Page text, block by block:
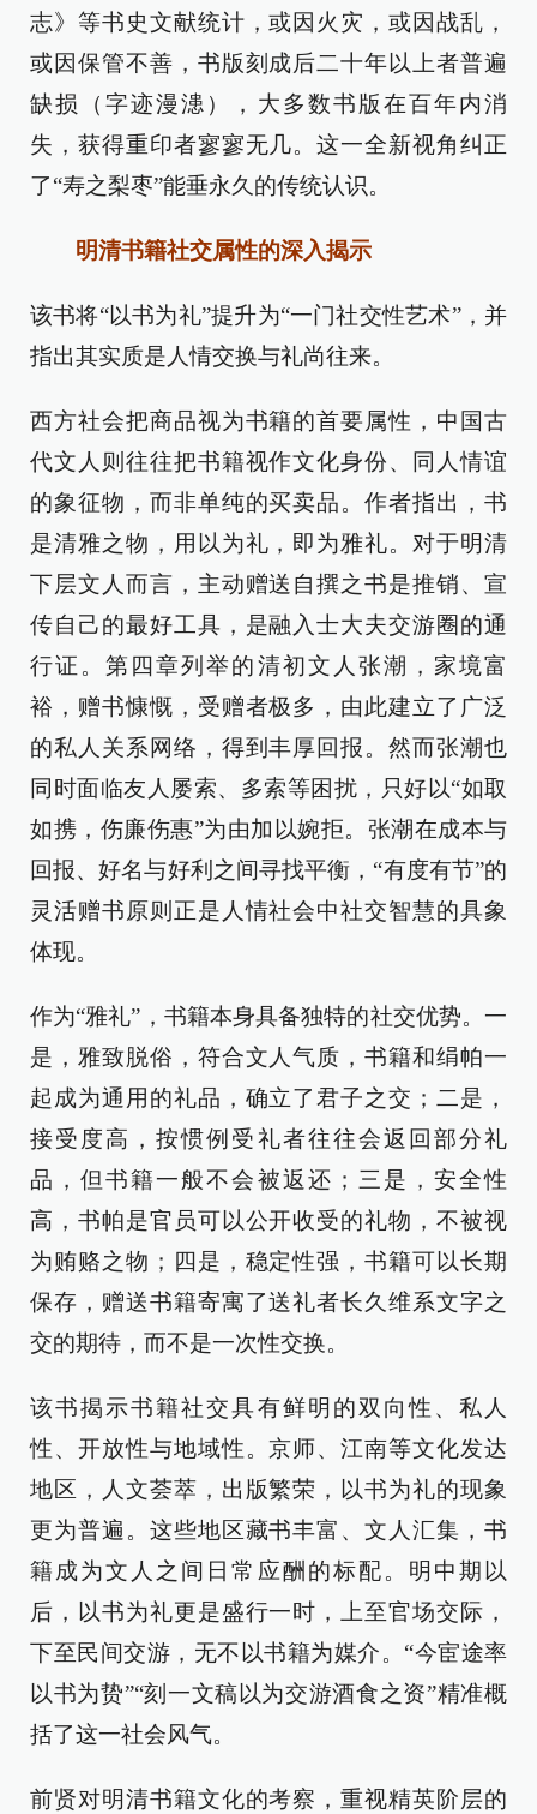
志》等书史文献统计，或因火灾，或因战乱，
或因保管不善，书版刻成后二十年以上者普遍
缺损（字迹漫漶），大多数书版在百年内消
失，获得重印者寥寥无几。这一全新视角纠正
了“寿之梨枣”能垂永久的传统认识。
明清书籍社交属性的深入揭示
该书将“以书为礼”提升为“一门社交性艺术”，并
指出其实质是人情交换与礼尚往来。
西方社会把商品视为书籍的首要属性，中国古
代文人则往往把书籍视作文化身份、同人情谊
的象征物，而非单纯的买卖品。作者指出，书
是清雅之物，用以为礼，即为雅礼。对于明清
下层文人而言，主动赠送自撰之书是推销、宣
传自己的最好工具，是融入士大夫交游圈的通
行证。第四章列举的清初文人张潮，家境富
裕，赠书慷慨，受赠者极多，由此建立了广泛
的私人关系网络，得到丰厚回报。然而张潮也
同时面临友人屡索、多索等困扰，只好以“如取
如携，伤廉伤惠”为由加以婉拒。张潮在成本与
回报、好名与好利之间寻找平衡，“有度有节”的
灵活赠书原则正是人情社会中社交智慧的具象
体现。
作为“雅礼”，书籍本身具备独特的社交优势。一
是，雅致脱俗，符合文人气质，书籍和绢帕一
起成为通用的礼品，确立了君子之交；二是，
接受度高，按惯例受礼者往往会返回部分礼
品，但书籍一般不会被返还；三是，安全性
高，书帕是官员可以公开收受的礼物，不被视
为贿赂之物；四是，稳定性强，书籍可以长期
保存，赠送书籍寄寓了送礼者长久维系文字之
交的期待，而不是一次性交换。
该书揭示书籍社交具有鲜明的双向性、私人
性、开放性与地域性。京师、江南等文化发达
地区，人文荟萃，出版繁荣，以书为礼的现象
更为普遍。这些地区藏书丰富、文人汇集，书
籍成为文人之间日常应酬的标配。明中期以
后，以书为礼更是盛行一时，上至官场交际，
下至民间交游，无不以书籍为媒介。“今宦途率
以书为贽”“刻一文稿以为交游酒食之资”精准概
括了这一社会风气。
前贤对明清书籍文化的考察，重视精英阶层的